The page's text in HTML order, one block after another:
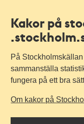
Kakor på
På
sammanställa
fungera på ett bra
Om kakor på